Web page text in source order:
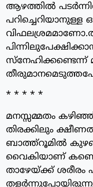
ആഴത്തിൽ
പറിച്ചെറിയാനുള്ള
സ്നേഹിക്കണ്ടെന്ന്
* * * * *
മനസ്സമ്മതം കഴിഞ്ഞ്
തിരക്കിലും
ബാത്ത്റൂമിൽ
വൈകിയാണ്
താഴേയ്ക്ക് ശരീരം